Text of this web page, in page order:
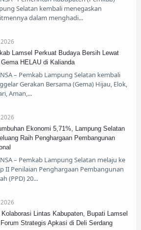
Selatan kembali menegaskan
dalam menghadi
Lamsel Perkuat Budaya Bersih Lewat
HELAU di Kalianda
– Pemkab Lampung Selatan kembali
Gerakan Bersama (Gema) Hijau, Elok,
Aman,
Ekonomi 5,71%, Lampung Selatan
Raih Penghargaan Pembangunan
– Pemkab Lampung Selatan melaju ke
II Penilaian Penghargaan Pembangunan
(PPD) 20
Lintas Kabupaten, Bupati Lamsel
Forum Strategis Apkasi di Deli Serdang